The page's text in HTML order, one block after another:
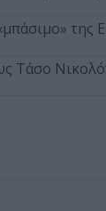
της
Τάσο